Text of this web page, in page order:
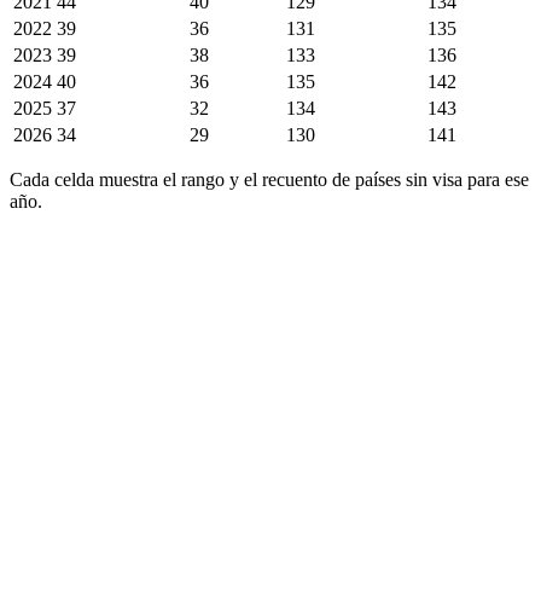
2022 39 36 131
135
2023 39 38 133
136
2024 40 36 135
142
2025 37 32 134
143
2026 34 29 130 141
Cada celda muestra el rango y el recuento de países sin visa para ese
año.